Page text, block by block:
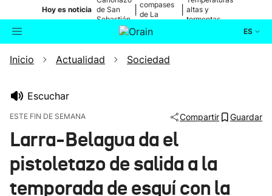
Hoy es noticia de San
Sebastián
compases
de La
altas y
tormentas
ES
Buscador Actualidad
Ikusmiran
Eguraldia
Inicio Actualidad Sociedad
Escuchar
ESTE FIN DE SEMANA Compartir Guardar
Larra-Belagua da el
pistoletazo de salida a la
temporada de esquí con la